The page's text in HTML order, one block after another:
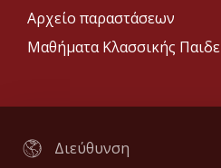
Αρχείο παραστάσεων
Μαθήματα Κλασσικής
Διεύθυνση